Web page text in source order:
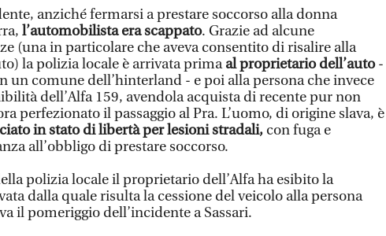
anziché fermarsi a prestare soccorso alla donna
l’automobilista era scappato. Grazie ad alcune
(una in particolare che aveva consentito di risalire alla
la polizia locale è arrivata primaal proprietario dell’auto-
un comune dell’hinterland - e poi alla persona che invece
dell’Alfa 159, avendola acquista di recente pur non
perfezionato il passaggio al Pra. L’uomo, di origine slava, è
in stato di libertà per lesioni stradali, con fuga e
all’obbligo di prestare soccorso.
polizia locale il proprietario dell’Alfa ha esibito la
dalla quale risulta la cessione del veicolo alla persona
il pomeriggio dell’incidente a Sassari.